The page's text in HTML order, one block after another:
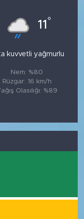
11 °
kuvvetli yağmurlu
Nem: %80
Rüzgar: 16 km/h
Olasılığı: %89